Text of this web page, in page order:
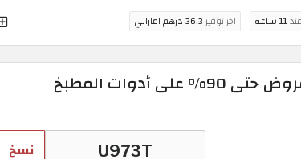
11 ساعة اخر توفير36.3 درهم اماراتي
كوبون خصم شي ان | عروض حتى 90% على أدوات المطبخ
نسخ